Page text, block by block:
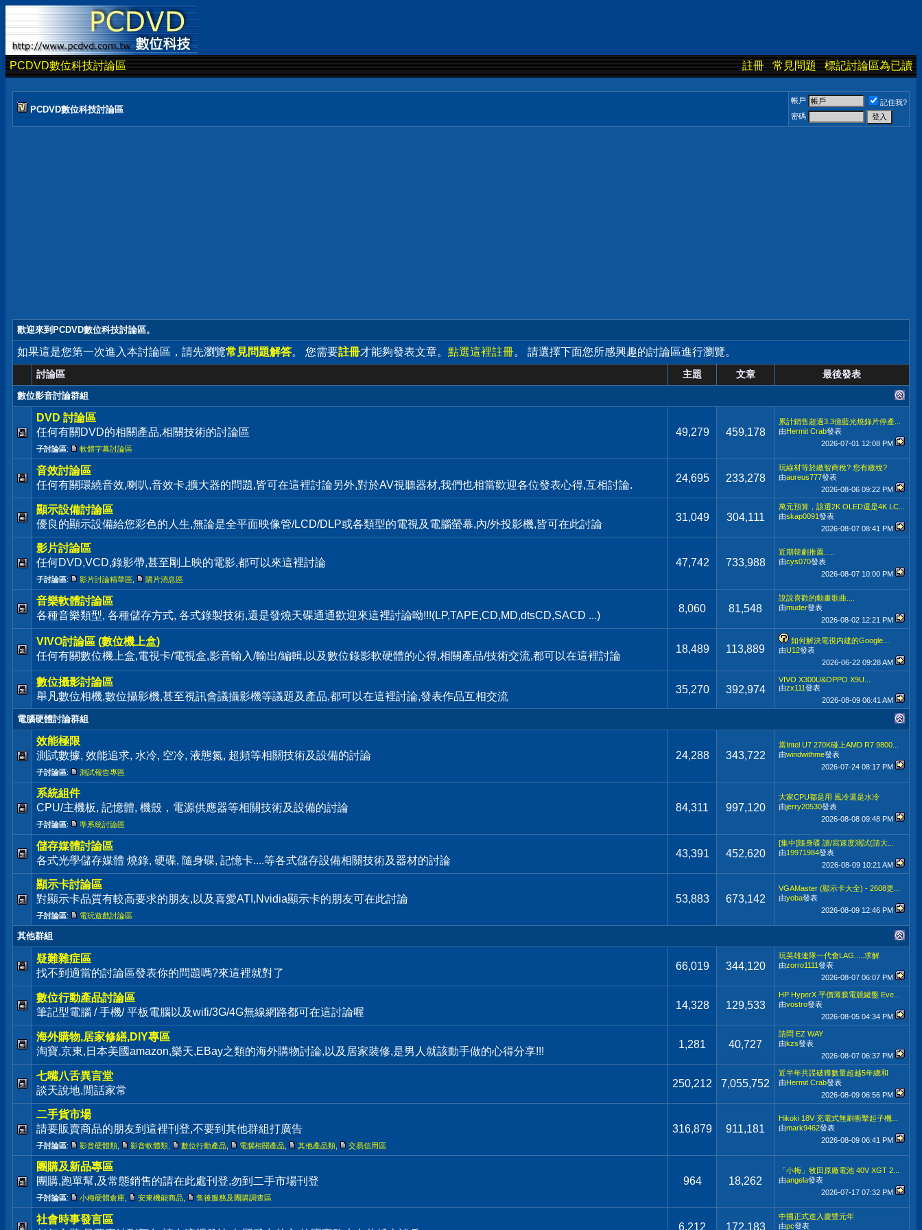
PCDVD數位科技討論區 註冊 常見問題 標記討論區為已讀
PCDVD數位科技討論區
帳戶
記住我?
密碼
歡迎來到PCDVD數位科技討論區。
如果這是您第一次進入本討論區，請先瀏覽常見問題解答。 您需要註冊才能夠發表文章。 點選這裡註冊。 請選擇下面您所感興趣的討論區進行瀏覽。
討論區 主題 文章 最後發表
數位影音討論群組
DVD 討論區
任何有關DVD的相關產品,相關技術的討論區
子討論區: 軟體字幕討論區
49,279 459,178
累計銷售超過3.3億藍光燒錄片停產...
由Hermit Crab發表
2026-07-01 12:08 PM
音效討論區
任何有關環繞音效,喇叭,音效卡,擴大器的問題,皆可在這裡討論另外,對於AV視聽器材,我們也相當歡迎各位發表心得,互相討論.
24,695 233,278
玩線材等於繳智商稅? 您有繳稅?
由aureus777發表
2026-08-06 09:22 PM
顯示設備討論區
優良的顯示設備給您彩色的人生,無論是全平面映像管/LCD/DLP或各類型的電視及電腦螢幕,內/外投影機,皆可在此討論
31,049 304,111
萬元預算，該選2K OLED還是4K LC...
由skap0091發表
2026-08-07 08:41 PM
影片討論區
任何DVD,VCD,錄影帶,甚至剛上映的電影,都可以來這裡討論
子討論區: 影片討論精華區 購片消息區
47,742 733,988
近期韓劇推薦.....
由cys070發表
2026-08-07 10:00 PM
音樂軟體討論區
各種音樂類型, 各種儲存方式, 各式錄製技術,還是發燒天碟通通歡迎來這裡討論呦!!!(LP,TAPE,CD,MD,dtsCD,SACD ...)
8,060 81,548
說說喜歡的動畫歌曲....
由muder發表
2026-08-02 12:21 PM
VIVO討論區 (數位機上盒)
任何有關數位機上盒,電視卡/電視盒,影音輸入/輸出/編輯,以及數位錄影軟硬體的心得,相關產品/技術交流,都可以在這裡討論
18,489 113,889
如何解決電視内建的Google...
由U12發表
2026-06-22 09:28 AM
數位攝影討論區
舉凡數位相機,數位攝影機,甚至視訊會議攝影機等議題及產品,都可以在這裡討論,發表作品互相交流
35,270 392,974
VIVO X300U&OPPO X9U...
由zx111發表
2026-08-09 06:41 AM
電腦硬體討論群組
效能極限
測試數據, 效能追求, 水冷, 空冷, 液態氮, 超頻等相關技術及設備的討論
子討論區: 測試報告專區
24,288 343,722
當Intel U7 270K碰上AMD R7 9800...
由windwithme發表
2026-07-24 08:17 PM
系統組件
CPU/主機板, 記憶體, 機殼，電源供應器等相關技術及設備的討論
子討論區: 準系統討論區
84,311 997,120
大家CPU都是用 風冷還是水冷
由jerry20530發表
2026-08-08 09:48 PM
儲存媒體討論區
各式光學儲存媒體 燒錄, 硬碟, 隨身碟, 記憶卡....等各式儲存設備相關技術及器材的討論
43,391 452,620
[集中]隨身碟 讀/寫速度測試(請大...
由19971984發表
2026-08-09 10:21 AM
顯示卡討論區
對顯示卡品質有較高要求的朋友,以及喜愛ATI,Nvidia顯示卡的朋友可在此討論
子討論區: 電玩遊戲討論區
53,883 673,142
VGAMaster (顯示卡大全) - 2608更...
由yoba發表
2026-08-09 12:46 PM
其他群組
疑難雜症區
找不到適當的討論區發表你的問題嗎?來這裡就對了
66,019 344,120
玩英雄連隊一代會LAG.....求解
由zorro1111發表
2026-08-07 06:07 PM
數位行動產品討論區
筆記型電腦 / 手機/ 平板電腦以及wifi/3G/4G無線網路都可在這討論喔
14,328 129,533
HP HyperX 平價薄膜電競鍵盤 Eve...
由vostro發表
2026-08-05 04:34 PM
海外購物,居家修繕,DIY專區
淘寶,京東,日本美國amazon,樂天,EBay之類的海外購物討論,以及居家裝修,是男人就該動手做的心得分享!!!
1,281 40,727
請問 EZ WAY
由kzs發表
2026-08-07 06:37 PM
七嘴八舌異言堂
談天說地,閒話家常
250,212 7,055,752
近半年共諜破獲數量超越5年總和
由Hermit Crab發表
2026-08-09 06:56 PM
二手貨市場
請要販賣商品的朋友到這裡刊登,不要到其他群組打廣告
子討論區: 影音硬體類 影音軟體類 數位行動產品 電腦相關產品 其他產品類 交易信用區
316,879 911,181
Hikoki 18V 充電式無刷衝擊起子機...
由mark9462發表
2026-08-09 06:41 PM
團購及新品專區
團購,跑單幫,及常態銷售的請在此處刊登,勿到二手市場刊登
子討論區: 小梅硬體倉庫 安東機能商品 售後服務及團購調查區
964 18,262
「小梅」牧田原廠電池 40V XGT 2...
由angela發表
2026-07-17 07:32 PM
社會時事發言區
6,212 172,183
中國正式進入慶豐元年
由pc發表